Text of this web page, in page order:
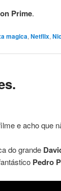
Prime.
magica, Netflix,
e acho que
do grande
Pedro